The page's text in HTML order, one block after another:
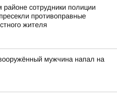
сотрудники полиции
противоправные
жителя
мужчина напал на